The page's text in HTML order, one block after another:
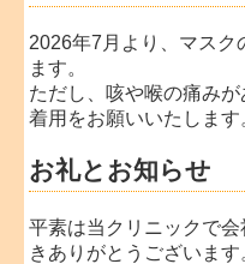
2026年7月より、マスク
ます。
ただし、咳や喉の痛み
着用をお願いいたします
お礼とお知らせ
平素は当クリニックで
きありがとうございま